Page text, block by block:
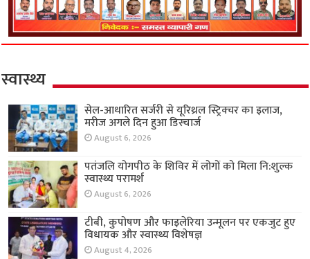
स्वास्थ्य
सेल-आधारित सर्जरी से यूरिथ्रल स्ट्रिक्चर का इलाज,
मरीज अगले दिन हुआ डिस्चार्ज
August 6, 2026
पतंजलि योगपीठ के शिविर में लोगों को मिला नि:शुल्क
स्वास्थ्य परामर्श
August 6, 2026
टीबी, कुपोषण और फाइलेरिया उन्मूलन पर एकजुट हुए
विधायक और स्वास्थ्य विशेषज्ञ
August 4, 2026